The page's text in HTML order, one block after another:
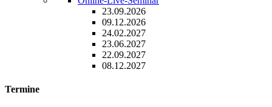
23.09.2026
09.12.2026
24.02.2027
23.06.2027
22.09.2027
08.12.2027
Termine